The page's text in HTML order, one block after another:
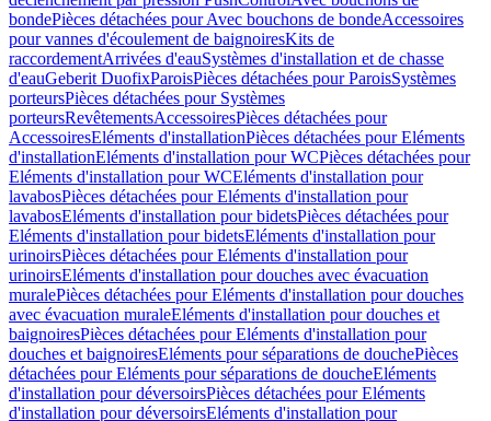
bondePièces détachées pour Avec bouchons de bondeAccessoires
pour vannes d'écoulement de baignoiresKits de
raccordementArrivées d'eauSystèmes d'installation et de chasse
d'eauGeberit DuofixParoisPièces détachées pour ParoisSystèmes
porteursPièces détachées pour Systèmes
porteursRevêtementsAccessoiresPièces détachées pour
AccessoiresEléments d'installationPièces détachées pour Eléments
d'installationEléments d'installation pour WCPièces détachées pour
Eléments d'installation pour WCEléments d'installation pour
lavabosPièces détachées pour Eléments d'installation pour
lavabosEléments d'installation pour bidetsPièces détachées pour
Eléments d'installation pour bidetsEléments d'installation pour
urinoirsPièces détachées pour Eléments d'installation pour
urinoirsEléments d'installation pour douches avec évacuation
muralePièces détachées pour Eléments d'installation pour douches
avec évacuation muraleEléments d'installation pour douches et
baignoiresPièces détachées pour Eléments d'installation pour
douches et baignoiresEléments pour séparations de douchePièces
détachées pour Eléments pour séparations de doucheEléments
d'installation pour déversoirsPièces détachées pour Eléments
d'installation pour déversoirsEléments d'installation pour